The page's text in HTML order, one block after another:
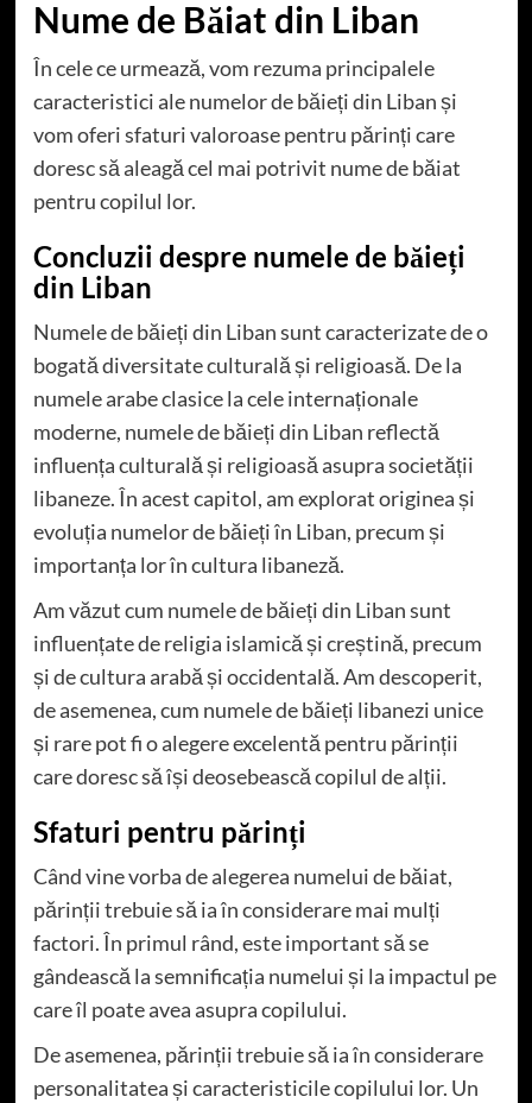
Nume de Băiat din Liban
În cele ce urmează, vom rezuma principalele
caracteristici ale numelor de băieți din Liban și
vom oferi sfaturi valoroase pentru părinți care
doresc să aleagă cel mai potrivit nume de băiat
pentru copilul lor.
Concluzii despre numele de băieți
din Liban
Numele de băieți din Liban sunt caracterizate de o
bogată diversitate culturală și religioasă. De la
numele arabe clasice la cele internaționale
moderne, numele de băieți din Liban reflectă
influența culturală și religioasă asupra societății
libaneze. În acest capitol, am explorat originea și
evoluția numelor de băieți în Liban, precum și
importanța lor în cultura libaneză.
Am văzut cum numele de băieți din Liban sunt
influențate de religia islamică și creștină, precum
și de cultura arabă și occidentală. Am descoperit,
de asemenea, cum numele de băieți libanezi unice
și rare pot fi o alegere excelentă pentru părinții
care doresc să își deosebească copilul de alții.
Sfaturi pentru părinți
Când vine vorba de alegerea numelui de băiat,
părinții trebuie să ia în considerare mai mulți
factori. În primul rând, este important să se
gândească la semnificația numelui și la impactul pe
care îl poate avea asupra copilului.
De asemenea, părinții trebuie să ia în considerare
personalitatea și caracteristicile copilului lor. Un